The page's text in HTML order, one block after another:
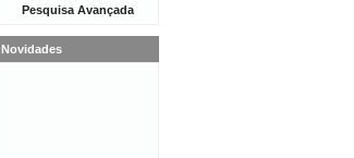
Pesquisa Avançada
Novidades